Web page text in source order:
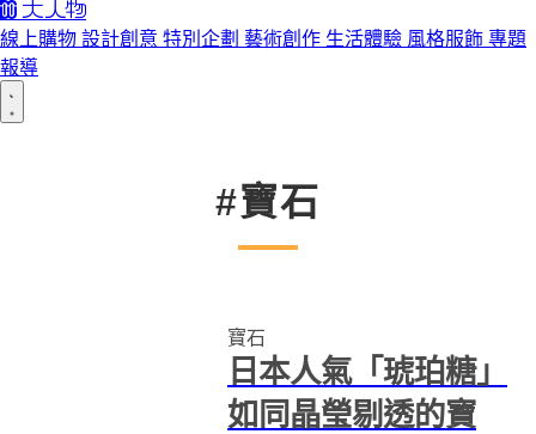
線上購物 設計創意 特別企劃 藝術創作 生活體驗 風格服飾 專題
報導
#寶石
寶石
日本人氣「琥珀糖」
如同晶瑩剔透的寶